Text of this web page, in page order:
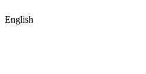
English